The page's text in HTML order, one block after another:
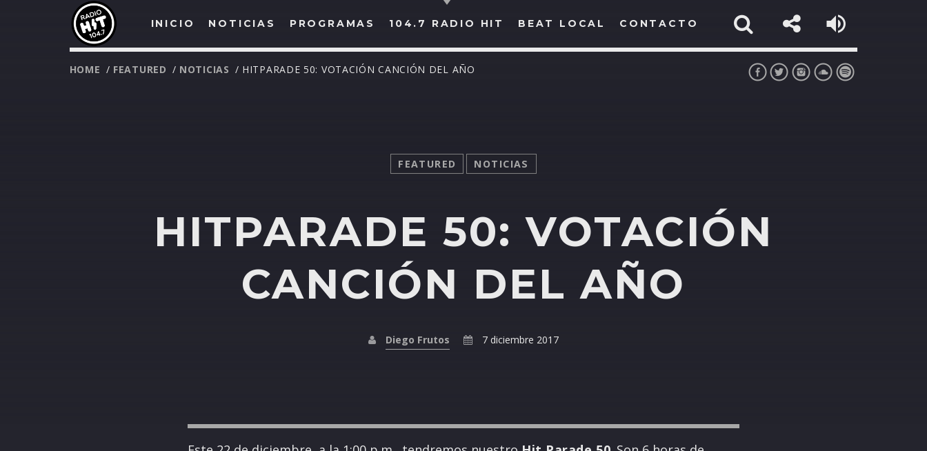
INICIO NOTICIAS PROGRAMAS 104.7 RADIO HIT BEAT LOCAL CONTACTO
BUSCAR EN RADIO HIT
COMPARTE EN...
Twitter Facebook Whatsapp
HOME / FEATURED / NOTICIAS / HITPARADE 50: VOTACIÓN CANCIÓN DEL AÑO
FEATURED NOTICIAS
HITPARADE 50: VOTACIÓN
CANCIÓN DEL AÑO
Diego Frutos 7 diciembre 2017